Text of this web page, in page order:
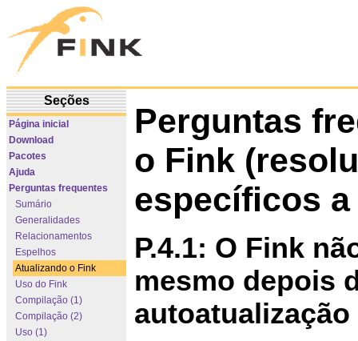
Seções
Página inicial
Download
Pacotes
Ajuda
Perguntas frequentes
Sumário
Generalidades
Relacionamentos
Espelhos
Atualizando o Fink
Uso do Fink
Compilação (1)
Compilação (2)
Uso (1)
Perguntas
o Fink
específicos
P.4.1: O Fink
mesmo depois